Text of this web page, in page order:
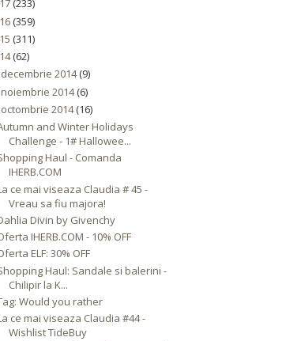
(233)
(359)
(311)
(62)
decembrie 2014(9)
noiembrie 2014(6)
octombrie 2014(16)
and Winter Holidays
Challenge - 1# Hallowee...
Haul - Comanda
IHERB.COM
ce mai viseaza Claudia # 45 -
Vreau sa fiu majora!
Divin by Givenchy
IHERB.COM - 10% OFF
ELF: 30% OFF
Haul: Sandale si balerini -
Chilipir la K...
Would you rather
ce mai viseaza Claudia #44 -
Wishlist TideBuy